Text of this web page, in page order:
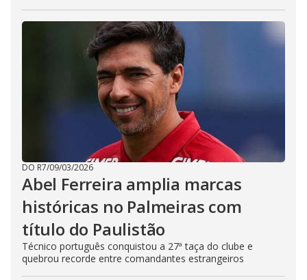
DO R7/09/03/2026
Abel Ferreira amplia marcas
históricas no Palmeiras com
título do Paulistão
Técnico português conquistou a 27ª taça do clube e
quebrou recorde entre comandantes estrangeiros